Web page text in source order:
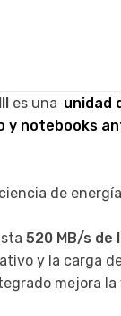
es una unidad
y notebooks
de
520 MB/s de
y la carga
mejora